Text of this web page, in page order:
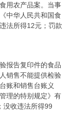
用农产品案。当事
中华人民共和国食
法所得12元；罚款
报告复印件的食品
销售不能提供检验
账和销售台账义
理的特别规定》有
没收违法所得99